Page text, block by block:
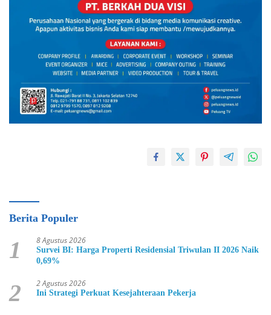
Berita Populer
1 8 Agustus 2026
Survei BI: Harga Properti Residensial Triwulan II 2026 Naik
0,69%
2 2 Agustus 2026
Ini Strategi Perkuat Kesejahteraan Pekerja